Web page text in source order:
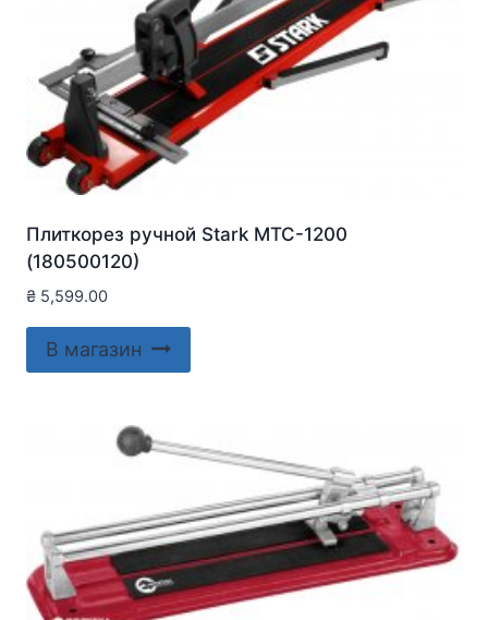
Плиткорез ручной Stark MTC-1200
(180500120)
₴ 5,599.00
В магазин